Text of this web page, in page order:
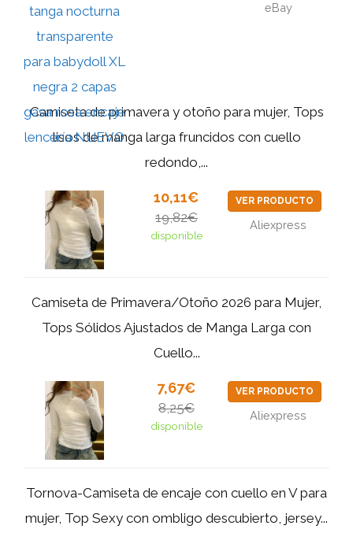
eBay
Camiseta de primavera y otoño para mujer, Tops
lisos de manga larga fruncidos con cuello
redondo,...
10,11€
19,82€
disponible
VER PRODUCTO
Aliexpress
Camiseta de Primavera/Otoño 2026 para Mujer,
Tops Sólidos Ajustados de Manga Larga con
Cuello...
7,67€
8,25€
disponible
VER PRODUCTO
Aliexpress
Tornova-Camiseta de encaje con cuello en V para
mujer, Top Sexy con ombligo descubierto, jersey...